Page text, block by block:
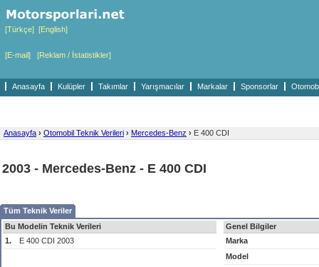
[Türkçe] [English]
[E-mail] [Reklam / İstatistikler]
Anasayfa Kulüpler Takımlar Yarışmacılar Markalar Sponsorlar
Anasayfa › Otomobil Teknik Verileri › Mercedes-Benz › E 400 CDI
2003 - Mercedes-Benz - E 400 CDI
Tüm Teknik Veriler
Bu Modelin Teknik Verileri
1.
E 400 CDI 2003
Genel Bilgiler
Marka
Model